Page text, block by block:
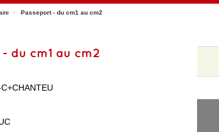
Passeport - du cm1 au cm2
du cm1 au cm2